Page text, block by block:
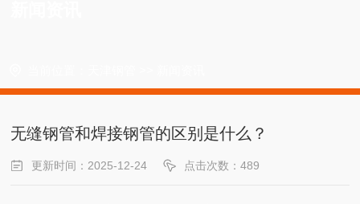
无缝钢管和焊接钢管的区别是什么？
更新时间：2025-12-24 点击次数：489